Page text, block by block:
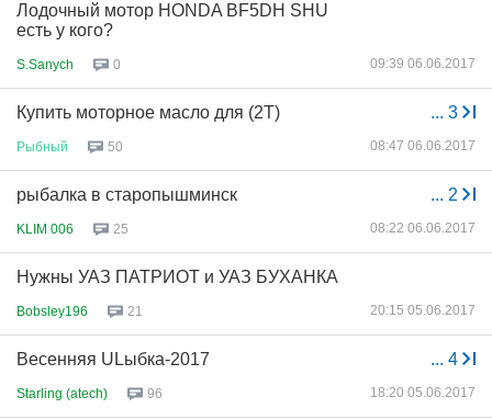
Лодочный мотор HONDA BF5DH SHU
есть у кого?
S.Sanych 0 09:39 06.06.2017
... 3
Купить моторное масло для (2Т)
Рыбный 50 08:47 06.06.2017
... 2
рыбалка в старопышминск
KLIM 006 25 08:22 06.06.2017
Нужны УАЗ ПАТРИОТ и УАЗ БУХАНКА
Bobsley196 21 20:15 05.06.2017
... 4
Весенняя ULыбка-2017
Starling (atech) 96 18:20 05.06.2017